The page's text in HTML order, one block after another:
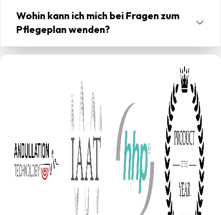
Wohin kann ich mich bei Fragen zum
Pflegeplan wenden?